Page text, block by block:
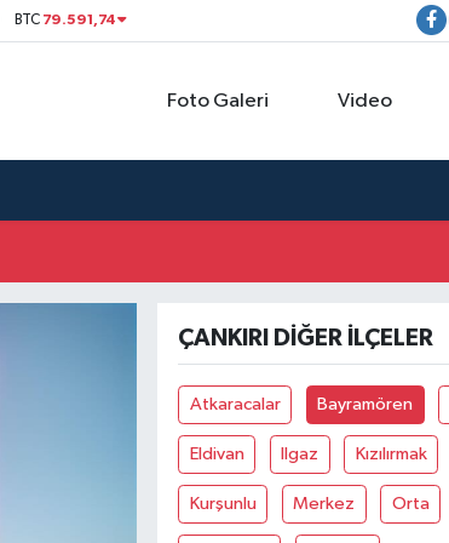
BTC 79.591,74
Foto Galeri Video
ÇANKIRI DIĞER İLÇELER
Atkaracalar Bayramören
Eldivan Ilgaz Kızılırmak
Kurşunlu Merkez Orta